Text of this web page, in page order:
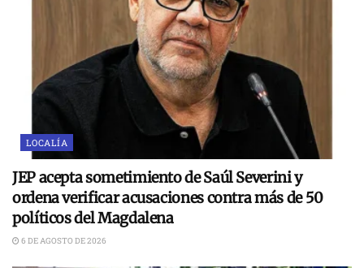
LOCALÍA
JEP acepta sometimiento de Saúl Severini y
ordena verificar acusaciones contra más de 50
políticos del Magdalena
6 DE AGOSTO DE 2026